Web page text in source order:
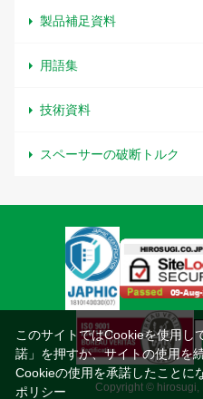
製品補足資料
用語集
技術資料
スペーサーの破断トルク
Copyright © hirosugi,
このサイトではCookieを使用し
諾」を押すか、サイトの使用を
Cookieの使用を承諾したことに
ポリシー